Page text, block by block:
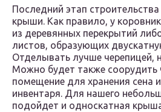
Последний этап
крыши. Как правило, у
из деревянных перекрытий
листов, образующих
Отделывать лучше
Можно будет также соорудить
помещение для хранения сена
инвентаря. Для нашего
подойдет и односкатная